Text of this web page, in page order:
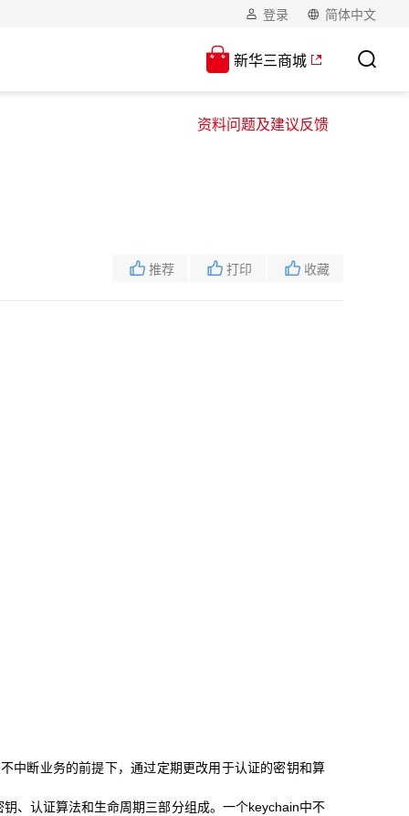
登录 简体中文
新华三商城
资料问题及建议反馈
收藏
打印
推荐
中断业务的前提下，通过定期更改用于认证的密钥和算
、认证算法和生命周期三部分组成。一个keychain中不